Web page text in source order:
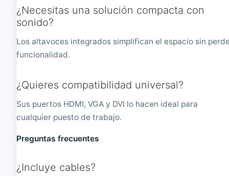
¿Necesitas una solución compacta con
sonido?
Los altavoces integrados simplifican el espacio sin
funcionalidad.
¿Quieres compatibilidad universal?
Sus puertos HDMI, VGA y DVI lo hacen ideal para
cualquier puesto de trabajo.
Preguntas frecuentes
¿Incluye cables?